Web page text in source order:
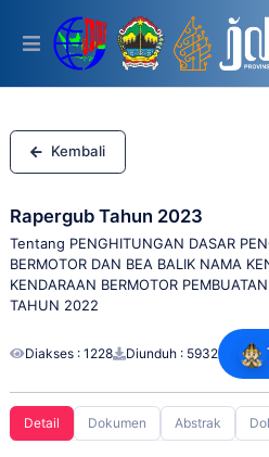
This
includes
accessibility
system.
Kembali
Rapergub Tahun 2023
Tentang PENGHITUNGAN DASAR
BERMOTOR DAN BEA BALIK NAMA
KENDARAAN BERMOTOR
TAHUN 2022
Diakses : 1228 Diunduh : 5932
Detail Dokumen Abstrak